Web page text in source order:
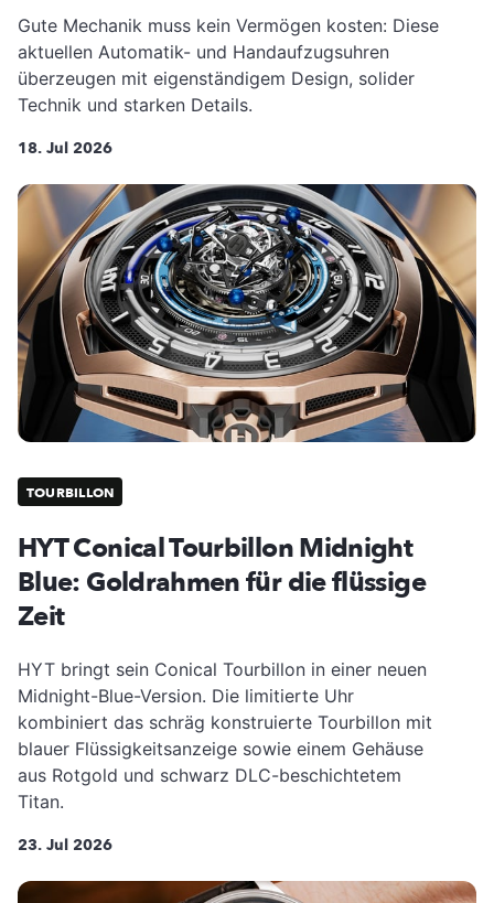
Gute Mechanik muss kein Vermögen kosten: Diese
aktuellen Automatik- und Handaufzugsuhren
überzeugen mit eigenständigem Design, solider
Technik und starken Details.
18. Jul 2026
TOURBILLON
HYT Conical Tourbillon Midnight
Blue: Goldrahmen für die flüssige
Zeit
HYT bringt sein Conical Tourbillon in einer neuen
Midnight-Blue-Version. Die limitierte Uhr
kombiniert das schräg konstruierte Tourbillon mit
blauer Flüssigkeitsanzeige sowie einem Gehäuse
aus Rotgold und schwarz DLC-beschichtetem
Titan.
23. Jul 2026